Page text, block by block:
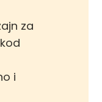
za
i